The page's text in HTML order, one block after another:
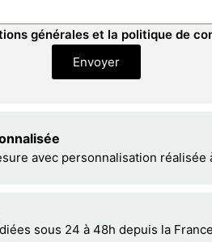
générales et la politique de
Envoyer
avec personnalisation réalisée
sous 24 à 48h depuis la